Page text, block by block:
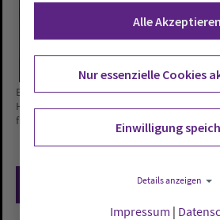
Bischof Janssen, Uta Jack und Jörg
Henkensiefken (EJO) und
freuen sich über die Hilfemöglichkeit
Alle Akzeptieren
Nur essenzielle Cookies
Einwilligung
Details anzeigen
Impressum |